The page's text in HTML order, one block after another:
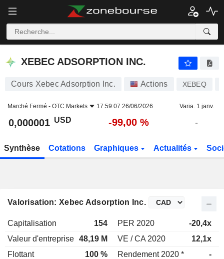
XEBEC ADSORPTION INC.
Cours Xebec Adsorption Inc. Actions XEBEQ
Marché Fermé - OTC Markets 17:59:07 26/06/2026 Varia. 1 janv.
0,000001 USD -99,00 % -
Synthèse Cotations Graphiques Actualités
Valorisation: Xebec Adsorption Inc.
Capitalisation 154 PER 2020 -20,4x
Valeur d'entreprise 48,19 M VE / CA 2020 12,1x
Flottant
100 % Rendement 2020 * -